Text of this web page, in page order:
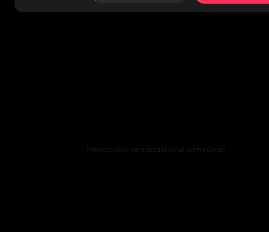
Nepodařilo se inicializovat přehrávač